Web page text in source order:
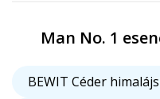
Man No. 1
BEWIT Céder